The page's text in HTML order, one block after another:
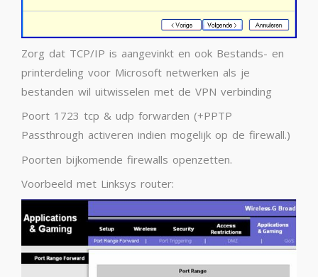
Zorg dat TCP/IP is aangevinkt en ook Bestands- en
printerdeling voor Microsoft netwerken als je
bestanden wil uitwisselen met de VPN verbinding
Poort 1723 tcp & udp forwarden (+PPTP
Passthrough activeren indien mogelijk op de firewall.)
Poorten bijkomende firewalls openzetten.
Voorbeeld met Linksys router: